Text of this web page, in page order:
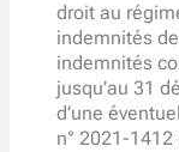
droit au
indemnités
indemnités
jusqu’au 31
d’une
n° 2021-